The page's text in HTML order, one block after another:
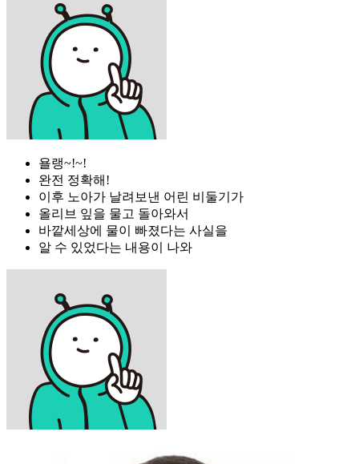
욜랭~!~!
완전 정확해!
이후 노아가 날려보낸 어린 비둘기가
올리브 잎을 물고 돌아와서
바깥세상에 물이 빠졌다는 사실을
알 수 있었다는 내용이 나와